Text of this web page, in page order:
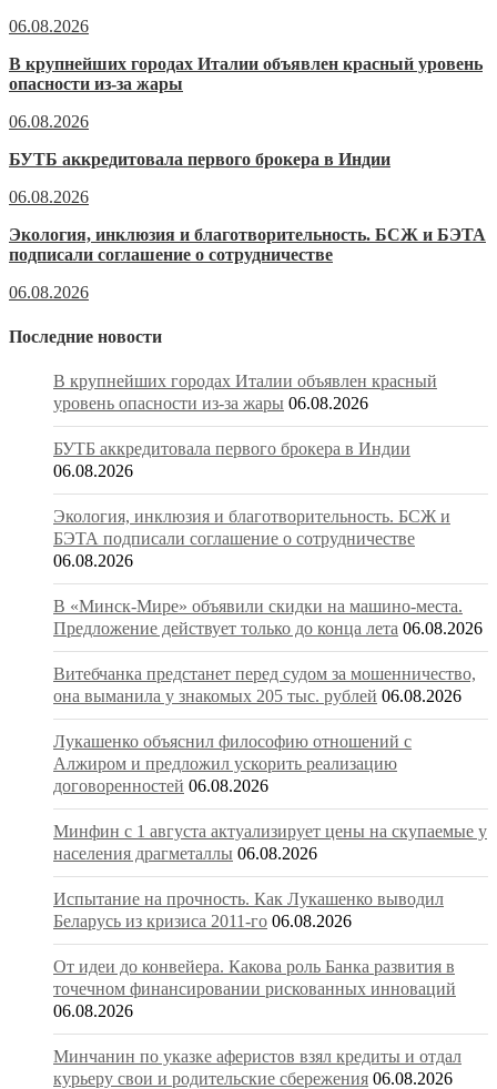
06.08.2026
В крупнейших городах Италии объявлен красный уровень
опасности из-за жары
06.08.2026
БУТБ аккредитовала первого брокера в Индии
06.08.2026
Экология, инклюзия и благотворительность. БСЖ и БЭТА
подписали соглашение о сотрудничестве
06.08.2026
Последние новости
В крупнейших городах Италии объявлен красный
уровень опасности из-за жары 06.08.2026
БУТБ аккредитовала первого брокера в Индии
06.08.2026
Экология, инклюзия и благотворительность. БСЖ и
БЭТА подписали соглашение о сотрудничестве
06.08.2026
В «Минск-Мире» объявили скидки на машино-места.
Предложение действует только до конца лета 06.08.2026
Витебчанка предстанет перед судом за мошенничество,
она выманила у знакомых 205 тыс. рублей 06.08.2026
Лукашенко объяснил философию отношений с
Алжиром и предложил ускорить реализацию
договоренностей 06.08.2026
Минфин с 1 августа актуализирует цены на скупаемые у
населения драгметаллы 06.08.2026
Испытание на прочность. Как Лукашенко выводил
Беларусь из кризиса 2011-го 06.08.2026
От идеи до конвейера. Какова роль Банка развития в
точечном финансировании рискованных инноваций
06.08.2026
Минчанин по указке аферистов взял кредиты и отдал
курьеру свои и родительские сбережения 06.08.2026